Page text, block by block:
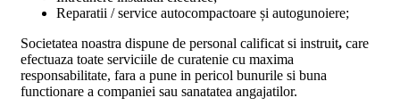
Reparatii / service autocompactoare și autogunoiere;
Societatea noastra dispune de personal calificat si instruit, care
efectuaza toate serviciile de curatenie cu maxima
responsabilitate, fara a pune in pericol bunurile si buna
functionare a companiei sau sanatatea angajatilor.